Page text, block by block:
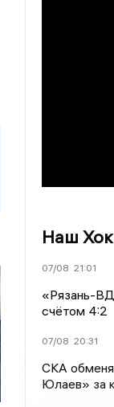
Наш
07/08 21:01
«Рязань-
счётом 4:2
07/08 20:31
СКА
Юлаев» за